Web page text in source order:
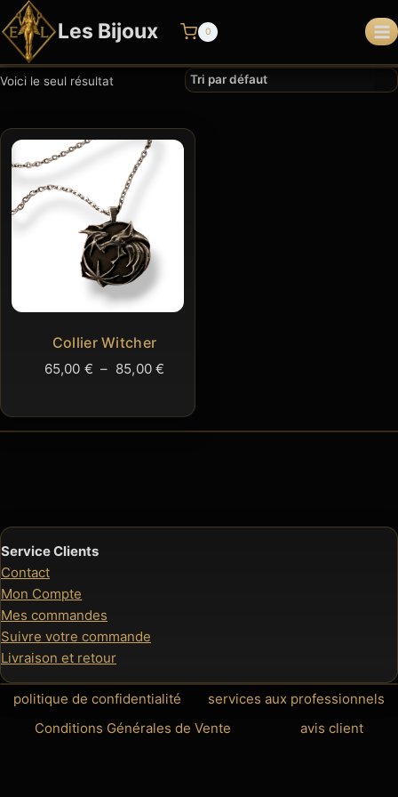
Aller
au
contenu
Les Bijoux 0
Voici le seul résultat
Collier Witcher
65,00 € – 85,00€
prix :
65,00 €
Service Clients
Contact
Mon Compte
Mes commandes
Suivre votre commande
Livraison et retour
politique de confidentialité
services aux professionnels
Conditions Générales de Vente
avis client